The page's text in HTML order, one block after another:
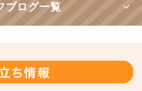
ブログ一覧